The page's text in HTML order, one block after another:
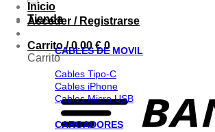
Acceder / Registrarse
Carrito /0.00€ 0
Carrito
Inicio
Tienda
CABLES DE MOVIL
Cables Tipo-C
Cables iPhone
Cables Micro USB
CARGADORES